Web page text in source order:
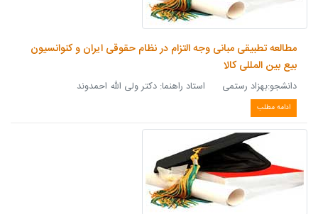
مطالعه تطبیقی مبانی وجه التزام در نظام حقوقی ایران و کنوانسیون
بیع بین المللی کالا
دانشجو:بهزاد رستمی استاد راهنما: دکتر ولی الله احمدوند
ادامه مطلب